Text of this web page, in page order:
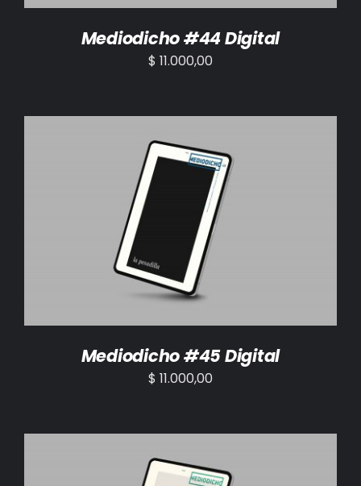
Mediodicho #44 Digital
$ 11.000,00
AÑADIR AL CARRITO /
Mediodicho #45 Digital
$ 11.000,00